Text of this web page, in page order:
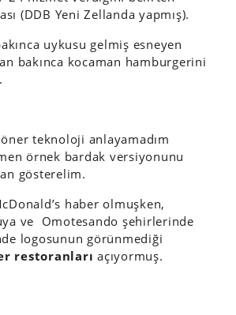
(DDB Yeni Zellanda yapmış).
uykusu gelmiş esneyen
bakınca kocaman hamburgerini
teknoloji anlayamadım
örnek bardak versiyonunu
gösterelim.
haber olmuşken,
ve Omotesando şehirlerinde
logosunun görünmediği
restoranlarıaçıyormuş.